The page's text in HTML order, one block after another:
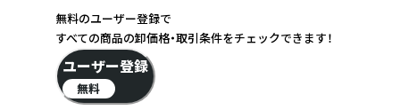
無料のユーザー登録で
すべての商品の卸価格・取引条件をチェックできます！
ユーザー登録
無料